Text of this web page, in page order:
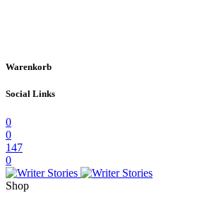
Warenkorb
Social Links
0
0
147
0
Shop